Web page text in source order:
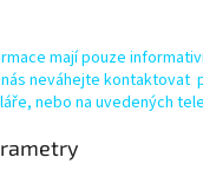
mají pouze
neváhejte kontaktovat
nebo na uvedených